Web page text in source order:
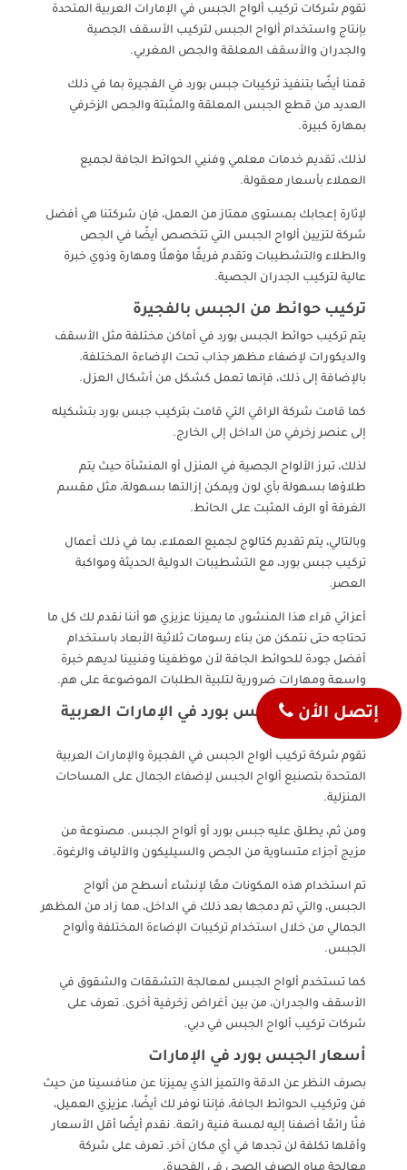
تقوم شركات تركيب ألواح الجبس في الإمارات العربية المتحدة
بإنتاج واستخدام ألواح الجبس لتركيب الأسقف الجصية
والجدران والأسقف المعلقة والجص المغربي.
قمنا أيضًا بتنفيذ تركيبات جبس بورد في الفجيرة بما في ذلك
العديد من قطع الجبس المعلقة والمثبتة والجص الزخرفي
بمهارة كبيرة.
لذلك، تقديم خدمات معلمي وفنيي الحوائط الجافة لجميع
العملاء بأسعار معقولة.
لإثارة إعجابك بمستوى ممتاز من العمل، فإن شركتنا هي أفضل
شركة لتزيين ألواح الجبس التي تتخصص أيضًا في الجص
والطلاء والتشطيبات وتقدم فريقًا مؤهلًا ومهارة وذوي خبرة
عالية لتركيب الجدران الجصية.
تركيب حوائط من الجبس بالفجيرة
يتم تركيب حوائط الجبس بورد في أماكن مختلفة مثل الأسقف
والديكورات لإضفاء مظهر جذاب تحت الإضاءة المختلفة.
بالإضافة إلى ذلك، فإنها تعمل كشكل من أشكال العزل.
كما قامت شركة الراقي التي قامت بتركيب جبس بورد بتشكيله
إلى عنصر زخرفي من الداخل إلى الخارج.
لذلك، تبرز الألواح الجصية في المنزل أو المنشأة حيث يتم
طلاؤها بسهولة بأي لون ويمكن إزالتها بسهولة، مثل مقسم
الغرفة أو الرف المثبت على الحائط.
وبالتالي، يتم تقديم كتالوج لجميع العملاء، بما في ذلك أعمال
تركيب جبس بورد، مع التشطيبات الدولية الحديثة ومواكبة
العصر.
أعزائي قراء هذا المنشور، ما يميزنا عزيزي هو أننا نقدم لك كل ما
تحتاجه حتى نتمكن من بناء رسومات ثلاثية الأبعاد باستخدام
أفضل جودة للحوائط الجافة لأن موظفينا وفنيينا لديهم خبرة
واسعة ومهارات ضرورية لتلبية الطلبات الموضوعة على هم.
أسعار تركيب جبس بورد في الإمارات العربية
تقوم شركة تركيب ألواح الجبس في الفجيرة والإمارات العربية
المتحدة بتصنيع ألواح الجبس لإضفاء الجمال على المساحات
المنزلية.
ومن ثم، يطلق عليه جبس بورد أو ألواح الجبس. مصنوعة من
مزيج أجزاء متساوية من الجص والسيليكون والألياف والرغوة.
تم استخدام هذه المكونات معًا لإنشاء أسطح من ألواح
الجبس، والتي تم دمجها بعد ذلك في الداخل، مما زاد من المظهر
الجمالي من خلال استخدام تركيبات الإضاءة المختلفة وألواح
الجبس.
كما تستخدم ألواح الجبس لمعالجة التشققات والشقوق في
الأسقف والجدران، من بين أغراض زخرفية أخرى. تعرف على
شركات تركيب ألواح الجبس في دبي.
أسعار الجبس بورد في الإمارات
بصرف النظر عن الدقة والتميز الذي يميزنا عن منافسينا من حيث
فن وتركيب الحوائط الجافة، فإننا نوفر لك أيضًا، عزيزي العميل،
فنًا رائعًا أضفنا إليه لمسة فنية رائعة. نقدم أيضًا أقل الأسعار
وأقلها تكلفة لن تجدها في أي مكان آخر. تعرف على شركة
إتصل الأن